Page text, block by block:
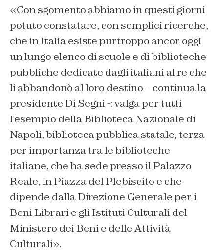
«Con sgomento abbiamo in questi giorni
potuto constatare, con semplici ricerche,
che in Italia esiste purtroppo ancor oggi
un lungo elenco di scuole e di biblioteche
pubbliche dedicate dagli italiani al re che
li abbandonò al loro destino – continua la
presidente Di Segni -: valga per tutti
l’esempio della Biblioteca Nazionale di
Napoli, biblioteca pubblica statale, terza
per importanza tra le biblioteche
italiane, che ha sede presso il Palazzo
Reale, in Piazza del Plebiscito e che
dipende dalla Direzione Generale per i
Beni Librari e gli Istituti Culturali del
Ministero dei Beni e delle Attività
Culturali».